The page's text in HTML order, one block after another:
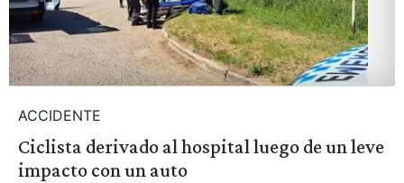
ACCIDENTE
Ciclista derivado al hospital luego de un leve
impacto con un auto